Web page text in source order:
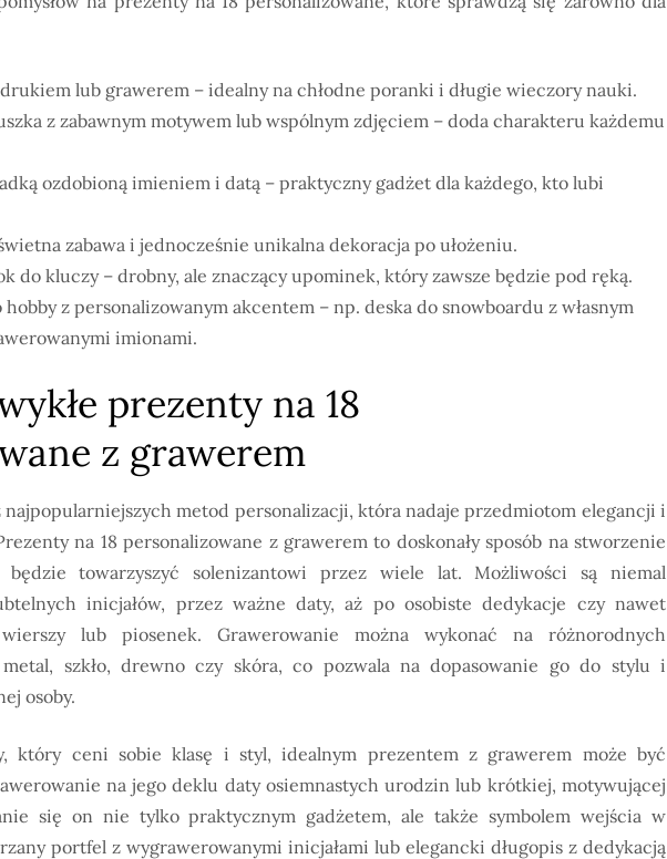
lub grawerem – idealny na chłodne poranki i długie wieczory nauki.
z zabawnym motywem lub wspólnym zdjęciem – doda charakteru każdemu
ozdobioną imieniem i datą – praktyczny gadżet dla każdego, kto lubi
zabawa i jednocześnie unikalna dekoracja po ułożeniu.
do kluczy – drobny, ale znaczący upominek, który zawsze będzie pod ręką.
z personalizowanym akcentem – np. deska do snowboardu z własnym
imionami.
prezenty na 18
z grawerem
metod personalizacji, która nadaje przedmiotom elegancji i
na 18 personalizowane z grawerem to doskonały sposób na stworzenie
towarzyszyć solenizantowi przez wiele lat. Możliwości są niemal
inicjałów, przez ważne daty, aż po osobiste dedykacje czy nawet
lub piosenek. Grawerowanie można wykonać na różnorodnych
szkło, drewno czy skóra, co pozwala na dopasowanie go do stylu i
osoby.
który ceni sobie klasę i styl, idealnym prezentem z grawerem może być
na jego deklu daty osiemnastych urodzin lub krótkiej, motywującej
się on nie tylko praktycznym gadżetem, ale także symbolem wejścia w
portfel z wygrawerowanymi inicjałami lub elegancki długopis z dedykacją